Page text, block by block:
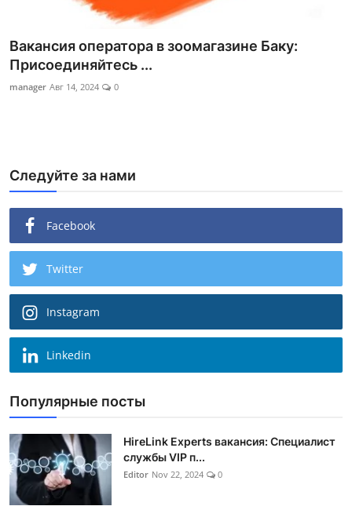
Вакансия оператора в зоомагазине Баку:
Присоединяйтесь ...
manager Авг 14, 2024 0
Следуйте за нами
Facebook
Twitter
Instagram
Linkedin
Популярные посты
HireLink Experts вакансия: Специалист
службы VIP п...
Editor Nov 22, 2024 0